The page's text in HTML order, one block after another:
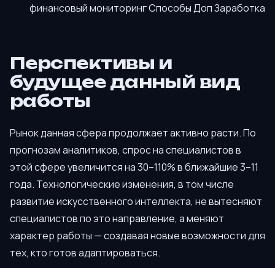
финансовый мониторинг Способы Доп Заработка
Перспективы и
будущее данный вид
работы
Рынок данная сфера продолжает активно расти. По
прогнозам аналитиков, спрос на специалистов в
этой сфере увеличится на 30–110% в ближайшие 3–11
года. Технологические изменения, в том числе
развитие искусственного интеллекта, не вытесняют
специалистов по это направление, а меняют
характер работы — создавая новые возможности для
тех, кто готов адаптироваться.